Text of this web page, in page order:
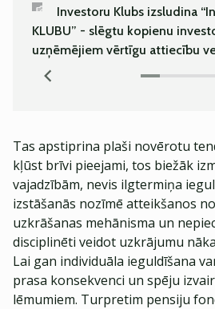
Investoru Klubs izsludina
KLUBU” - slēgtu kopienu
uzņēmējiem vērtīgu attiecību
Tas apstiprina plaši novērotu
kļūst brīvi pieejami, tos biežāk
vajadzībām, nevis ilgtermiņa
izstāšanās nozīmē atteikšanos
uzkrāšanas mehānisma un
disciplinēti veidot uzkrājumu
Lai gan individuāla ieguldīšana
prasa konsekvenci un spēju
lēmumiem. Turpretim pensiju